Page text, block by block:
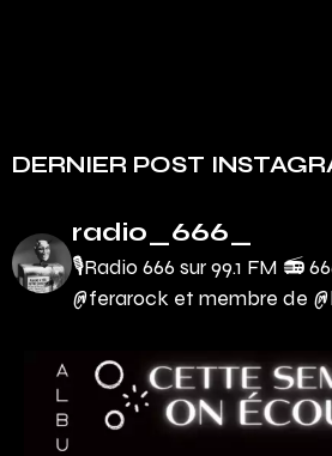
DERNIER POST
radio_666_
🎙Radio 666 sur 99.1 FM 📻
@ferarock et membre de